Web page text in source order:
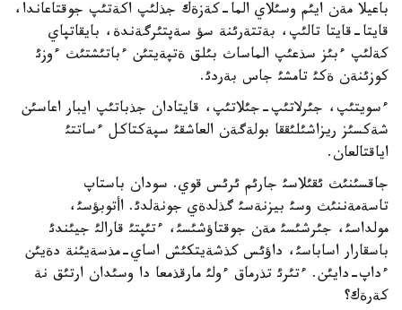
باعيلا مةن ايئم وسئلاي الما-كةزةك جذلئپ اكةتئپ جوقتاعاندا،
قايتا-قايتا تالئپ، بةتتةرئنة سؤ سةپتئرگةندة، بايقاتپاي
كةلئپ ءبئز سذعئپ الماساث بئلق ةتپةيتئن ءباتئشتئث ءوزئ
كوزئنةن ةكئ تامشئ جاس بةردئ.
ءسويتئپ، جئرلاتئپ-جئلاتئپ، قايتادان جذباتئپ ايبار اعاسئن
شةكسئز ريزاشئلئققا بولةگةن العاشقئ سپةكتاكل ءساتتئ
اياقتالعان.
جاقسئنئث ئقئلاسئ جارئم ئرئس قوي. سودان باستاپ
تاسةمةننئث وسئ بيزنةسئ گذلدةي جونةلدئ. اأتوبؤسئ،
مولداسئ، جئرشئسئ مةن جوقتاؤشئسئ، ءتئپتئ قارالئ جيئندئ
باسقارار اساباسئ، داؤئس كذشةيتكئش اساي-مذسةيئنة دةيئن
ءداپ-دايئن. ءتئرئ تذرماق ءولئ مارقذمعا دا وسئدان ارتئق نة
كةرةك؟